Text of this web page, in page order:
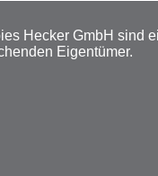
Hecker GmbH sind
Eigentümer.